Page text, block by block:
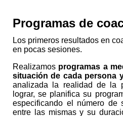
Programas de
Los primeros resultados en
en pocas sesiones.
Realizamos programas a
situación de cada persona
analizada la realidad de la
lograr, se planifica su
especificando el número de
entre las mismas y su